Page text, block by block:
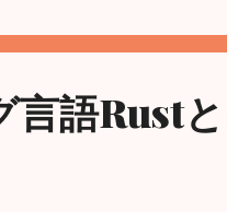
すでに最新版である」と誤
Path: /usr/local/etc
php Additional .ini files
言語Rust